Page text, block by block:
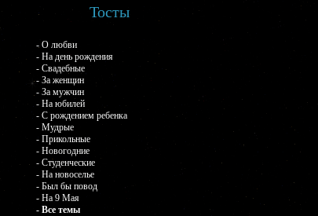
Тосты
- О любви
- На день рождения
- Свадебные
- За женщин
- За мужчин
- На юбилей
- С рождением ребенка
- Мудрые
- Прикольные
- Новогодние
- Студенческие
- На новоселье
- Был бы повод
- На 9 Мая
- Все темы